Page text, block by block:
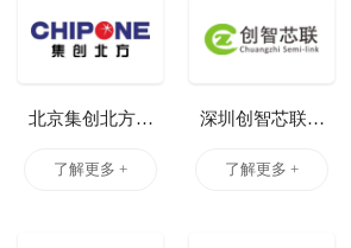
北京集创北方科
技股份有限公司
了解更多 +
深圳创智芯联科
技股份有限公司
了解更多 +